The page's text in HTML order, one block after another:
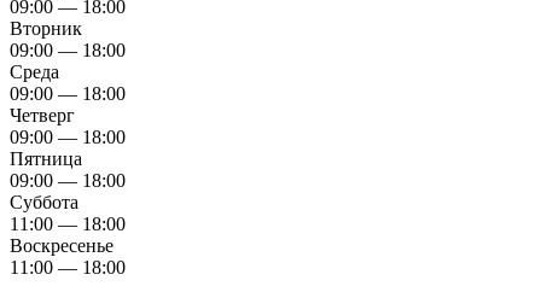
09:00 — 18:00
Вторник
09:00 — 18:00
Среда
09:00 — 18:00
Четверг
09:00 — 18:00
Пятница
09:00 — 18:00
Суббота
11:00 — 18:00
Воскресенье
11:00 — 18:00